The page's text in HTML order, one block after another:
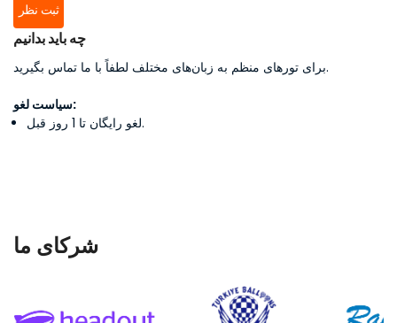
Jonas Peterson
ثبت نظر
چه باید بدانیم
برای تورهای منظم به زبان‌های مختلف لطفاً با ما تماس بگیرید.
سیاست لغو:
لغو رایگان تا 1 روز قبل.
شرکای ما